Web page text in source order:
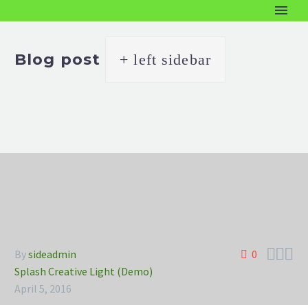
Blog post + left sidebar
0 
Bysideadmin
Splash Creative Light (Demo)
April 5, 2016